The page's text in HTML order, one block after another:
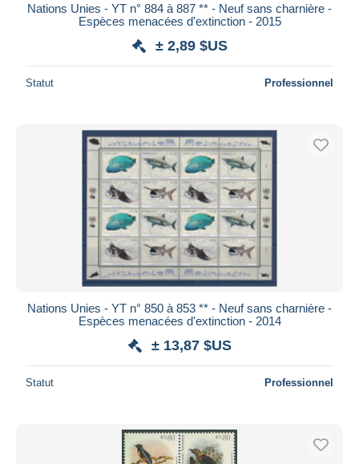
Nations Unies - YT n° 884 à 887 ** - Neuf sans charnière -
Espèces menacées d'extinction - 2015
± 2,89 $US
Statut Professionnel
Nations Unies - YT n° 850 à 853 ** - Neuf sans charnière -
Espèces menacées d'extinction - 2014
± 13,87 $US
Statut Professionnel